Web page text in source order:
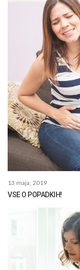
13 maja, 2019
VSE O POPADKIH!